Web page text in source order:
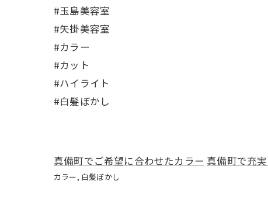
#玉島美容室
#矢掛美容室
#カラー
#カット
#ハイライト
#白髪ぼかし
真備町でご希望に合わせたカラー 真備町で充
カラー 白髪ぼかし